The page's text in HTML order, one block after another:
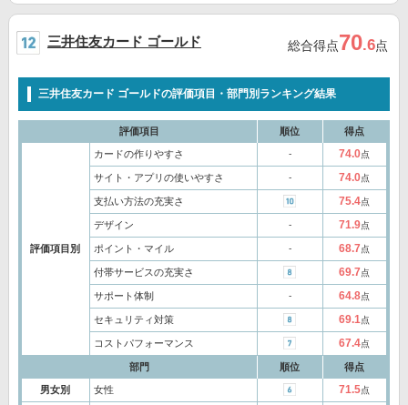
三井住友カード ゴールド 総合得点70.6点
三井住友カード ゴールドの評価項目・部門別ランキング結果
評価項目 順位 得点
評価項目別
カードの作りやすさ ‐ 74.0点
サイト・アプリの使いやすさ ‐ 74.0点
支払い方法の充実さ 75.4点
デザイン ‐ 71.9点
ポイント・マイル ‐ 68.7点
付帯サービスの充実さ 69.7点
サポート体制 ‐ 64.8点
セキュリティ対策 69.1点
コストパフォーマンス 67.4点
部門 順位 得点
男女別 女性 71.5点